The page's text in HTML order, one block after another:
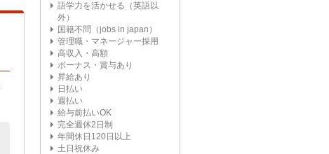
語学力を活かせる（英語以
外）
国籍不問（jobs in japan）
管理職・マネージャー採用
高収入・高額
ボーナス・賞与あり
昇給あり
日払い
週払い
給与前払いOK
完全週休2日制
年間休日120日以上
土日祝休み